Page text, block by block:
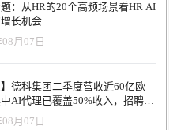
常契合我们的需求，Gain 的方
阶段。” Gain 创始人兼首席执
化平台 Trigo，他表示：“传统自
制化 AI 员工，并推动业务在美
一家深科技创业公司，打造可
采购与供应链管理中实现规模化
：从HR的20个高频场景看HR AI
长机会
月07日
】德科集团二季度营收近60亿欧
AI代理已覆盖50%收入，招聘服
营重构阶段
月07日